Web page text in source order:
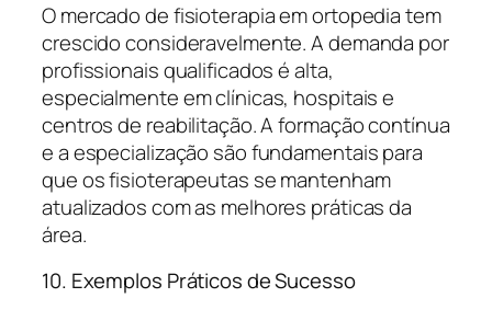
O mercado de fisioterapia em ortopedia tem
crescido consideravelmente. A demanda por
profissionais qualificados é alta,
especialmente em clínicas, hospitais e
centros de reabilitação. A formação contínua
e a especialização são fundamentais para
que os fisioterapeutas se mantenham
atualizados com as melhores práticas da
área.
10. Exemplos Práticos de Sucesso